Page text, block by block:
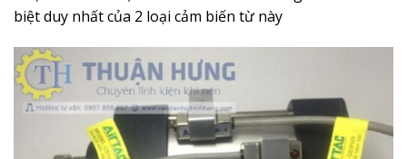
biệt duy nhất của 2 loại cảm biến từ này